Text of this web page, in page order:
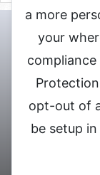
チャットレディ登
会・解約・移籍の申請
a more
your
opt-out of
be setup